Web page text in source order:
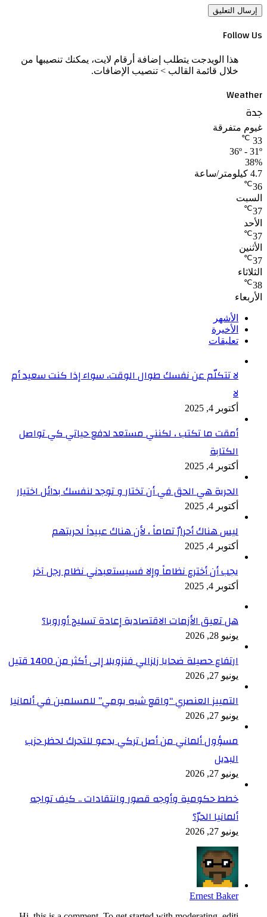
Follow Us
هذا الويدجت يتطلب إضافة أرقام لايت، يمكنك تنصيبها من
خلال قائمة القالب > تنصيب الإضافات.
Weather
جدة
غيوم متفرقة
33
℃
36º - 31º
38%
4.7 كيلومتر/ساعة
36
℃
السبت
37
℃
الأحد
37
℃
الأثنين
37
℃
الثلاثاء
38
℃
الأربعاء
الأشهر
الأخيرة
تعليقات
لا تتكلّم عن نفسك طوال الوقت، سواء إذا كنت سعيد أم
لا
أكتوبر 4, 2025
أمقت ما تكتب ، لكنني مستعد لدفع حياتي كي تواصل
الكتابة
أكتوبر 4, 2025
الحرية هي الحق في أن تختار و توجد لنفسك بدائل اختيار
أكتوبر 4, 2025
ليس هناك أحرارٌ تماماً ، لأن هناك عبيداً لحريتهم
أكتوبر 4, 2025
يجب أن أخترع نظاماً وإلا فسيستعبدني نظام رجل آخر
أكتوبر 4, 2025
هل تعيق الأزمات الاقتصادية إعادة تسليح أوروبا؟
يونيو 28, 2026
ارتفاع حصيلة ضحايا زلزالي فنزويلا إلى أكثر من 1400 قتيل
يونيو 27, 2026
التمييز العنصري “واقع شبه يومي” للمسلمين في ألمانيا
يونيو 27, 2026
مسؤول ألماني من أصل تركي يدعو للتحرك لحظر حزب
البديل
يونيو 27, 2026
خطط حكومية وأوجه قصور وانتقادات .. كيف تواجه
ألمانيا الحرّ؟
يونيو 27, 2026
Ernest Baker